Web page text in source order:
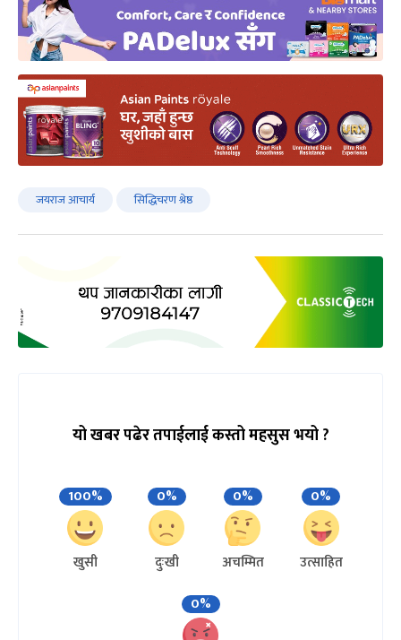
जयराज आचार्य सिद्धिचरण श्रेष्ठ
यो खबर पढेर तपाईलाई कस्तो महसुस भयो ?
100%
खुसी
0%
दुःखी
0%
अचम्मित
0%
उत्साहित
0%